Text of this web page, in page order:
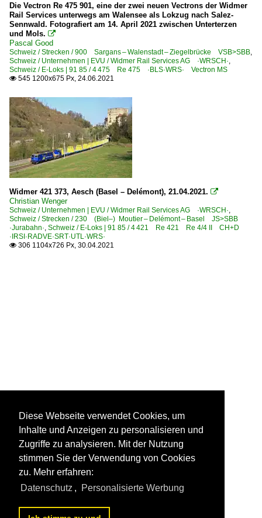
Die Vectron Re 475 901, eine der zwei neuen Vectrons der Widmer
Rail Services unterwegs am Walensee als Lokzug nach Salez-
Sennwald. Fotografiert am 14. April 2021 zwischen Unterterzen
und Mols. 
Pascal Good
Schweiz / Strecken / 900 Sargans – Walenstadt – Ziegelbrücke VSB>SBB,
Schweiz / Unternehmen | EVU / Widmer Rail Services AG ·WRSCH·,
Schweiz / E-Loks | 91 85 / 4 475 Re 475 ·BLS·WRS· Vectron MS
 545 1200x675 Px, 24.06.2021
Widmer 421 373, Aesch (Basel – Delémont), 21.04.2021. 
Christian Wenger
Schweiz / Unternehmen | EVU / Widmer Rail Services AG ·WRSCH·,
Schweiz / Strecken / 230 (Biel–) Moutier – Delémont – Basel JS>SBB
·Jurabahn·, Schweiz / E-Loks | 91 85 / 4 421 Re 421 Re 4/4 II CH+D
·IRSI·RADVE·SRT·UTL·WRS·
 306 1104x726 Px, 30.04.2021
Diese Webseite verwendet Cookies, um
Inhalte und Anzeigen zu personalisieren und
Zugriffe zu analysieren. Mit der Nutzung
stimmen Sie der Verwendung von Cookies
zu. Mehr erfahren:
Datenschutz , Personalisierte Werbung